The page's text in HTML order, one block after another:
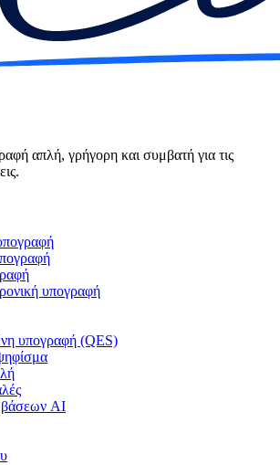
απλή, γρήγορη και συμβατή για τις
υπογραφή
υπογραφή (QES)
AI